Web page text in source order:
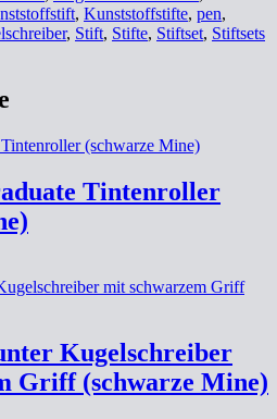
, Kunststoffstifte, pen,
, Stift, Stifte, Stiftset, Stiftsets
Tintenroller
Kugelschreiber
Griff (schwarze Mine)